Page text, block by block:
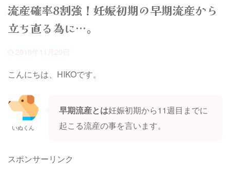
す。 また入浴方法を工夫する事
で身体に負担のない入浴方法も有
るので、切迫流産の原因も含めて
ご紹介します。
金を受け取れる人なのか？受け取
れる場合の申請手順も紹介しま
流産確率8割強！妊娠初期の早期流産から
立ち直る為に…。
2018年11月20日
こんにちは、HIKOです。
いぬくん
早期流産とは妊娠初期から11週目までに
起こる流産の事を言います。
スポンサーリンク